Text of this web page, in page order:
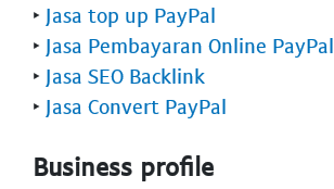
‣ Jasa top up PayPal
‣ Jasa Pembayaran Online PayPal
‣ Jasa SEO Backlink
‣ Jasa Convert PayPal
Business profile